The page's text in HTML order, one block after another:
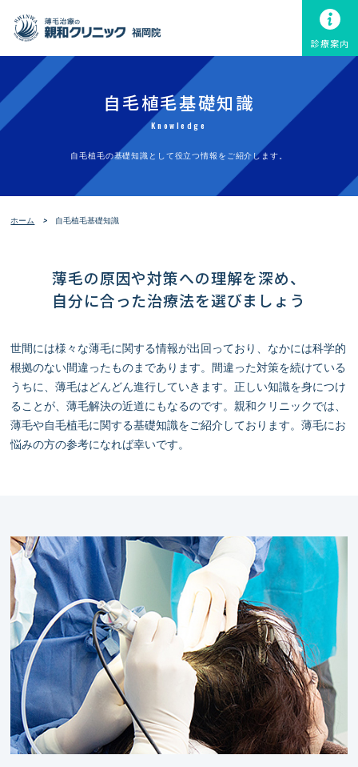
福岡院
診療案内
自毛植毛基礎知識
Knowledge
自毛植毛の基礎知識として役立つ情報をご紹介します。
ホーム 自毛植毛基礎知識
薄毛の原因や対策への理解を深め、
自分に合った治療法を選びましょう
世間には様々な薄毛に関する情報が出回っており、なかには科学的
根拠のない間違ったものまであります。間違った対策を続けている
うちに、薄毛はどんどん進行していきます。正しい知識を身につけ
ることが、薄毛解決の近道にもなるのです。親和クリニックでは、
薄毛や自毛植毛に関する基礎知識をご紹介しております。薄毛にお
悩みの方の参考になれば幸いです。